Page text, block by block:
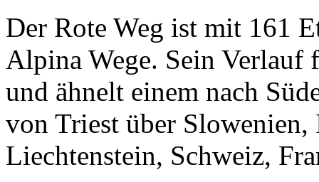
Der Rote Weg ist mit 161
Alpina Wege. Sein Verlauf
und ähnelt einem nach
von Triest über
Liechtenstein, Schweiz,